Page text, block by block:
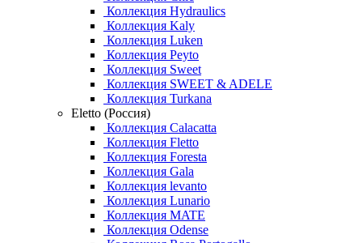
Коллекция Hydraulics
Коллекция Kaly
Коллекция Luken
Коллекция Peyto
Коллекция Sweet
Коллекция SWEET & ADELE
Коллекция Turkana
Eletto (Россия)
Коллекция Calacatta
Коллекция Fletto
Коллекция Foresta
Коллекция Gala
Коллекция levanto
Коллекция Lunario
Коллекция MATE
Коллекция Odense